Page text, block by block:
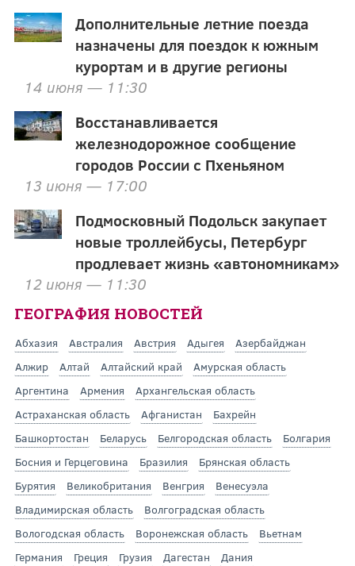
Дополнительные летние поезда
назначены для поездок к южным
курортам и в другие регионы
14 июня — 11:30
Восстанавливается
железнодорожное сообщение
городов России с Пхеньяном
13 июня — 17:00
Подмосковный Подольск закупает
новые троллейбусы, Петербург
продлевает жизнь «автономникам»
12 июня — 11:30
ГЕОГРАФИЯ НОВОСТЕЙ
Абхазия Австралия Австрия Адыгея
Азербайджан
Алжир
Алтай Алтайский край
Амурская область
Аргентина
Армения
Архангельская область
Астраханская область
Афганистан
Бахрейн
Башкортостан
Беларусь Белгородская область
Болгария
Босния и Герцеговина
Бразилия
Брянская область
Бурятия
Великобритания Венгрия
Венесуэла
Владимирская область
Волгоградская область
Вологодская область
Воронежская область
Вьетнам
Германия
Греция Грузия Дагестан Дания